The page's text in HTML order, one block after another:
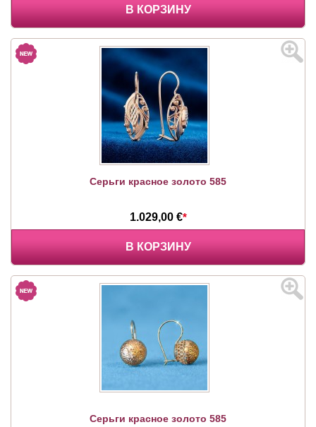
В КОРЗИНУ
Серьги красное золото 585
1.029,00 €*
В КОРЗИНУ
Серьги красное золото 585